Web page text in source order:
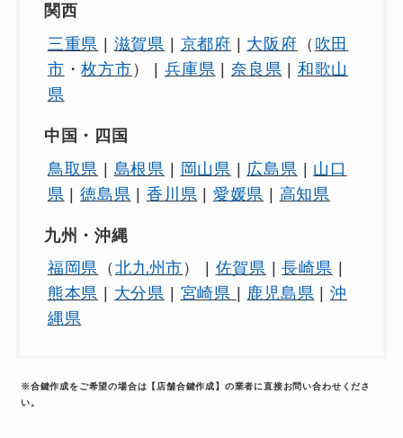
関西
三重県 | 滋賀県 | 京都府 | 大阪府 （ 吹田
市 ・枚方市 ） |兵庫県 | 奈良県 | 和歌山
県
中国・四国
鳥取県 | 島根県 | 岡山県 | 広島県 | 山口
県 |徳島県 | 香川県 | 愛媛県 | 高知県
九州・沖縄
福岡県 （北九州市 ） | 佐賀県 |長崎県
熊本県
大分県 宮崎県 鹿児島県 |沖
縄県
※合鍵作成をご希望の場合は【店舗合鍵作成】の業者に直接お問い合わせくださ
い。